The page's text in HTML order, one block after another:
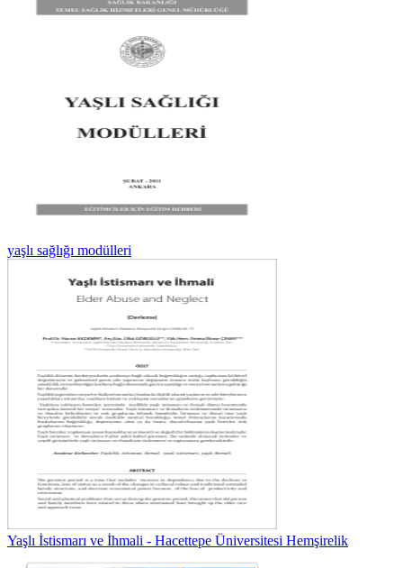
yaşlı sağlığı modülleri
Yaşlı İstismarı ve İhmali - Hacettepe Üniversitesi Hemşirelik